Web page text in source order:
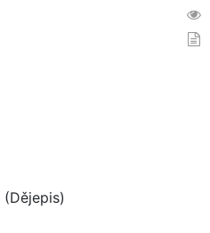
(Dějepis)